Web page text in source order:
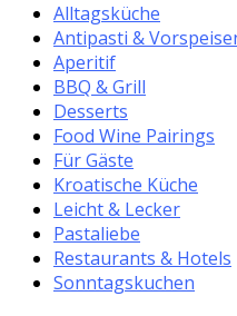
Alltagsküche
Antipasti &
Aperitif
BBQ & Grill
Desserts
Food Wine Pairings
Für Gäste
Kroatische Küche
Leicht & Lecker
Pastaliebe
Restaurants & Hotels
Sonntagskuchen